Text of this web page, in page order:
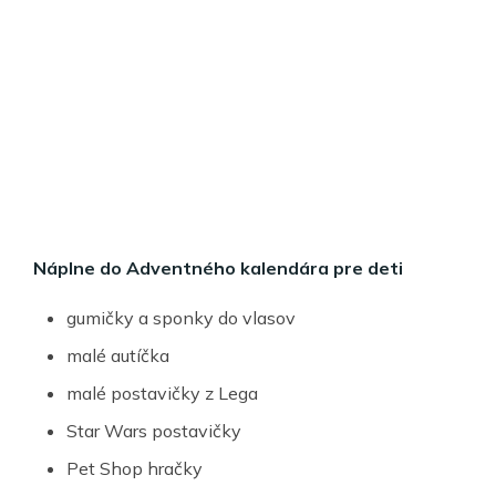
Náplne do Adventného kalendára pre deti
gumičky a sponky do vlasov
malé autíčka
malé postavičky z Lega
Star Wars postavičky
Pet Shop hračky